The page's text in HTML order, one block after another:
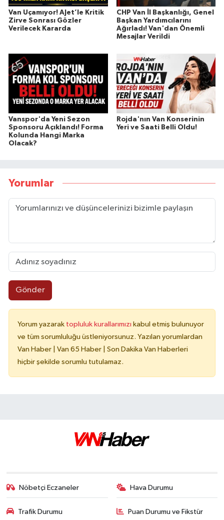
Van Uçamıyor! AJet’le Kritik
Zirve Sonrası Gözler
Verilecek Kararda
CHP Van İl Başkanlığı, Genel
Başkan Yardımcılarını
Ağırladı! Van'dan Önemli
Mesajlar Verildi
Vanspor'da Yeni Sezon
Sponsoru Açıklandı! Forma
Kolunda Hangi Marka
Olacak?
Rojda'nın Van Konserinin
Yeri ve Saati Belli Oldu!
Yorumlar
Gönder
Yorum yazarak topluluk kurallarımızı kabul etmiş bulunuyor
ve tüm sorumluluğu üstleniyorsunuz. Yazılan yorumlardan
Van Haber | Van 65 Haber | Son Dakika Van Haberleri
hiçbir şekilde sorumlu tutulamaz.
Nöbetçi Eczaneler Hava Durumu
Trafik Durumu Puan Durumu ve Fikstür